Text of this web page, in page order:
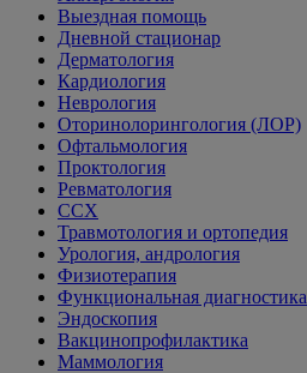
Выездная помощь
Дневной стационар
Дерматология
Кардиология
Неврология
Оторинолорингология (ЛОР)
Офтальмология
Проктология
Ревматология
ССХ
Травмотология и ортопедия
Урология, андрология
Физиотерапия
Функциональная диагностика
Эндоскопия
Вакцинопрофилактика
Маммология